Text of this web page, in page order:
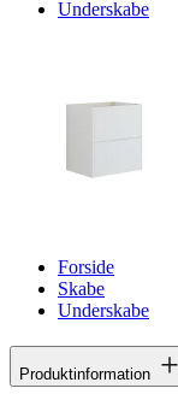
Underskabe
Forside
Skabe
Underskabe
Produktinformation